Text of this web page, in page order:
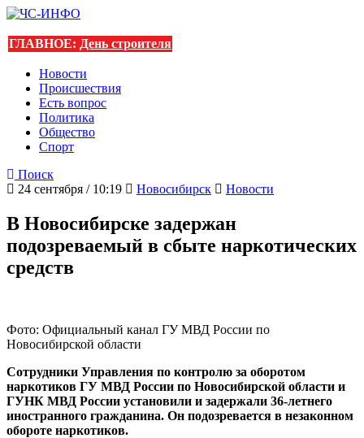
ГЛАВНОЕ: День строителя
Новости
Происшествия
Есть вопрос
Политика
Общество
Спорт
Поиск
24 сентября / 10:19
Новосибирск Новости
В Новосибирске задержан
подозреваемый в сбыте наркотических
средств
Фото: Официальный канал ГУ МВД России по
Новосибирской области
Сотрудники Управления по контролю за оборотом
наркотиков ГУ МВД России по Новосибирской области и
ГУНК МВД России установили и задержали 36-летнего
иностранного гражданина. Он подозревается в незаконном
обороте наркотиков.